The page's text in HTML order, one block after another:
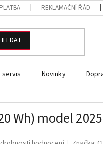
REKLAMAČNÍ ŘÁD
servis Novinky
Wh) model 2025